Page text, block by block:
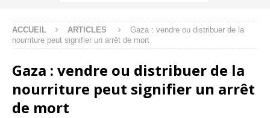
ACCUEIL ARTICLES
Gaza : vendre ou distribuer de la
nourriture peut signifier un arrêt de mort
Gaza : vendre ou distribuer de la
nourriture peut signifier un arrêt
de mort